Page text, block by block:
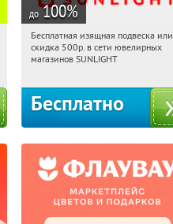
до 100%
20:01:16 Получили:
Россия
Бесплатная изящная подвеска или
скидка 500р. в сети ювелирных
магазинов SUNLIGHT
Бесплатно